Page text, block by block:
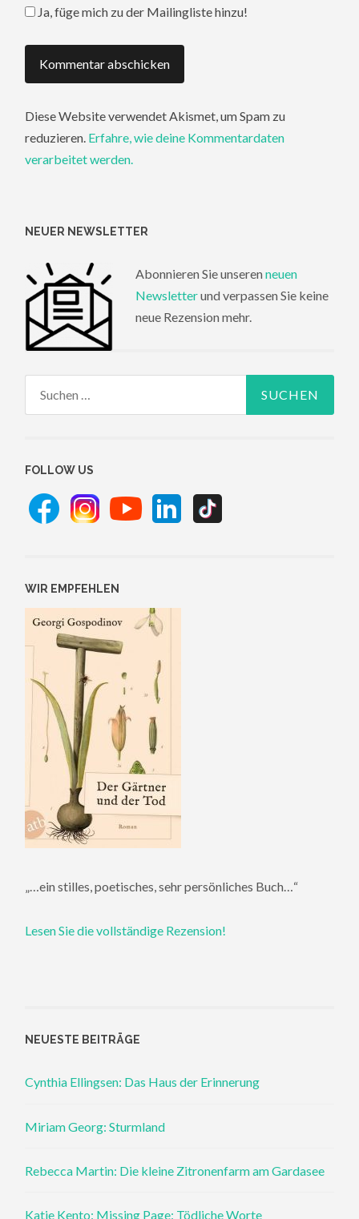
Ja, füge mich zu der Mailingliste hinzu!
Diese Website verwendet Akismet, um Spam zu
reduzieren. Erfahre, wie deine Kommentardaten
verarbeitet werden.
NEUER NEWSLETTER
Abonnieren Sie unseren neuen
Newsletterund verpassen Sie keine
neue Rezension mehr.
FOLLOW US
WIR EMPFEHLEN
„…ein stilles, poetisches, sehr persönliches Buch…“
Lesen Sie die vollständige Rezension!
NEUESTE BEITRÄGE
Cynthia Ellingsen: Das Haus der Erinnerung
Miriam Georg: Sturmland
Rebecca Martin: Die kleine Zitronenfarm am Gardasee
Katie Kento: Missing Page: Tödliche Worte